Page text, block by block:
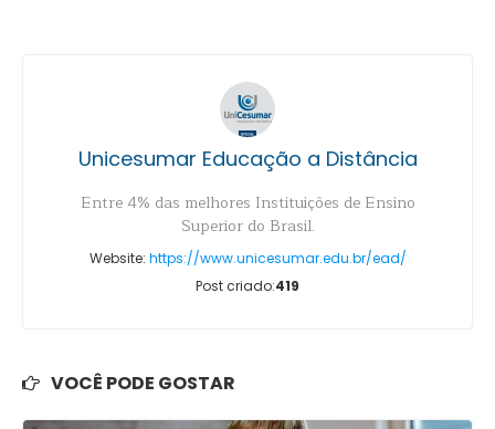
Unicesumar Educação a Distância
Entre 4% das melhores Instituições de Ensino
Superior do Brasil.
Website: https://www.unicesumar.edu.br/ead/
Post criado:419
VOCÊ PODE GOSTAR